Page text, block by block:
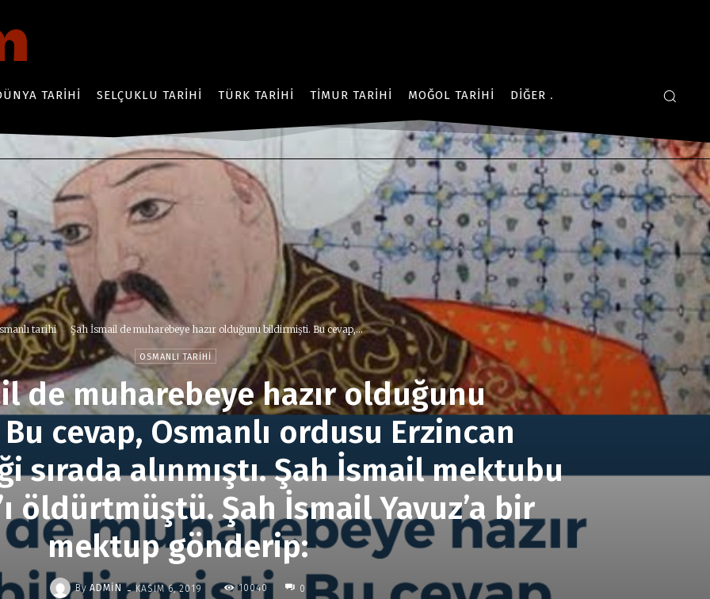
TARIHI SELÇUKLU TARIHI TÜRK TARIHI TIMUR TARIHI MOĞOL TARIHI DIĞER
tarihi Şah İsmail de muharebeye hazır olduğunu bildirmişti. Bu cevap,...
OSMANLI TARIHI
de muharebeye hazır olduğunu
cevap, Osmanlı ordusu Erzincan
sırada alınmıştı. Şah İsmail mektubu
öldürtmüştü. Şah İsmail Yavuz’a bir
mektup gönderip:
By ADMIN - KASIM 6, 2019 10040 0